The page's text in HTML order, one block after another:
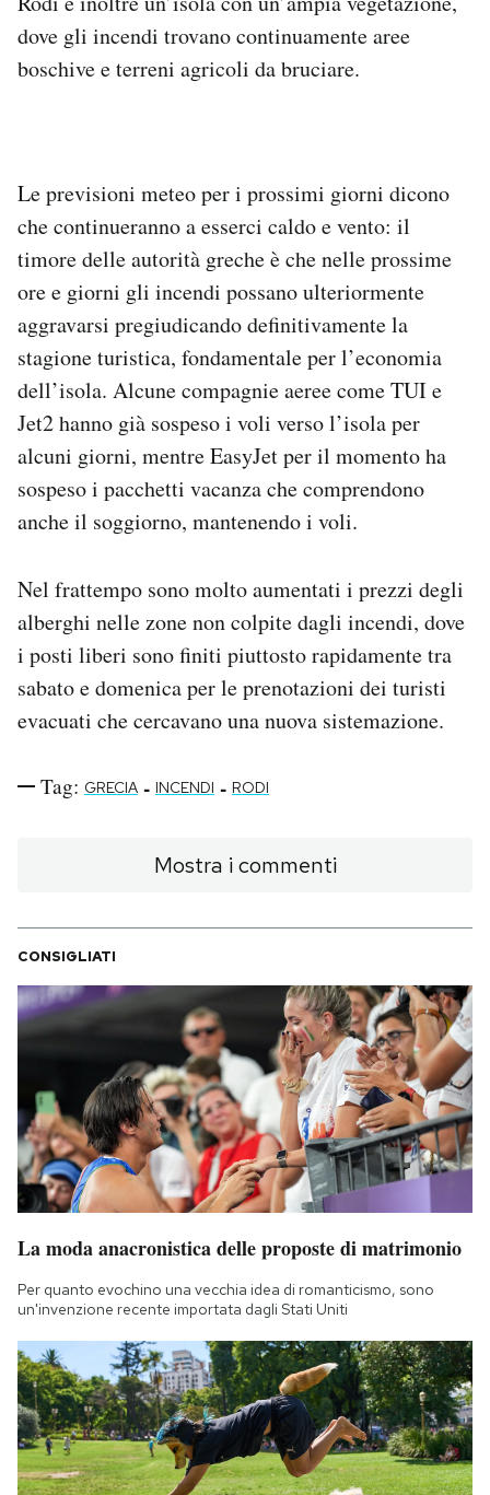
dove gli incendi trovano continuamente aree
boschive e terreni agricoli da bruciare.
Le previsioni meteo per i prossimi giorni dicono
che continueranno a esserci caldo e vento: il
timore delle autorità greche è che nelle prossime
ore e giorni gli incendi possano ulteriormente
aggravarsi pregiudicando definitivamente la
stagione turistica, fondamentale per l’economia
dell’isola. Alcune compagnie aeree come TUI e
Jet2 hanno già sospeso i voli verso l’isola per
alcuni giorni, mentre EasyJet per il momento ha
sospeso i pacchetti vacanza che comprendono
anche il soggiorno, mantenendo i voli.
Nel frattempo sono molto aumentati i prezzi degli
alberghi nelle zone non colpite dagli incendi, dove
i posti liberi sono finiti piuttosto rapidamente tra
sabato e domenica per le prenotazioni dei turisti
evacuati che cercavano una nuova sistemazione.
Tag: GRECIA - INCENDI - RODI
Mostra i commenti
CONSIGLIATI
La moda anacronistica delle proposte di matrimonio
Per quanto evochino una vecchia idea di romanticismo, sono
un'invenzione recente importata dagli Stati Uniti